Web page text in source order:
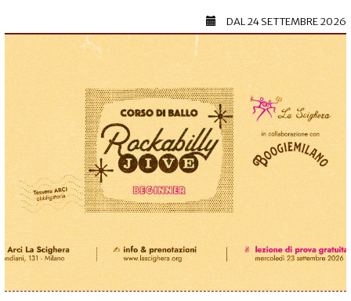
DAL24 SETTEMBRE 2026